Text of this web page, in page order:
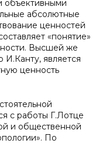
объективными
абсолютные
ценностей
«понятие»
Высшей же
является
ценность
с работы Г.Лотце
и общественной
По